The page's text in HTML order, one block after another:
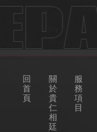
回
首
頁
關
於
貴
仁
相
廷
服
務
項
目